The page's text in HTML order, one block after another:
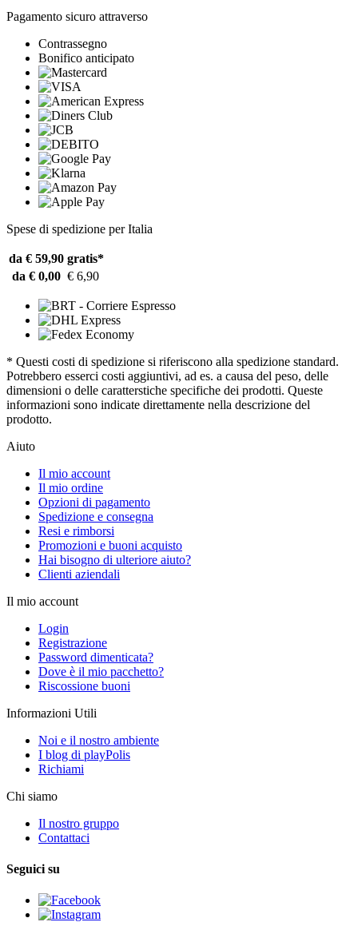
Pagamento sicuro attraverso
Contrassegno
Bonifico anticipato
Spese di spedizione per Italia
da € 59,90 gratis*
da € 0,00 € 6,90
* Questi costi di spedizione si riferiscono alla spedizione standard.
Potrebbero esserci costi aggiuntivi, ad es. a causa del peso, delle
dimensioni o delle caratterstiche specifiche dei prodotti. Queste
informazioni sono indicate direttamente nella descrizione del
prodotto.
Aiuto
Il mio account
Il mio ordine
Opzioni di pagamento
Spedizione e consegna
Resi e rimborsi
Promozioni e buoni acquisto
Hai bisogno di ulteriore aiuto?
Clienti aziendali
Il mio account
Login
Registrazione
Password dimenticata?
Dove è il mio pacchetto?
Riscossione buoni
Informazioni Utili
Noi e il nostro ambiente
I blog di playPolis
Richiami
Chi siamo
Il nostro gruppo
Contattaci
Seguici su